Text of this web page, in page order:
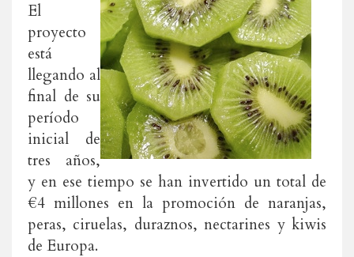
El
proyecto
está
llegando al
final de su
período
inicial de
tres años,
y en ese tiempo se han invertido un total de
€4 millones en la promoción de naranjas,
peras, ciruelas, duraznos, nectarines y kiwis
de Europa.